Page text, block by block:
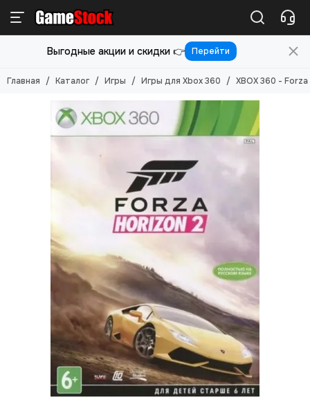
Игры
Смотреть все товары
Игры для PlayStation 5
Игры для PlayStation 3
Игры для PlayStation 2
Игры для Nintendo Switch 2
Игры для Nintendo Switch
Игры для Xbox ONE/SERIES S/X
Игры для Xbox Original
Игры для Xbox 360
Игры для Sony PS Vita
Игры для Sony PSP
Игры (Картриджи) для 8-бит
Игры (картриджи) для Sega Mega Drive 16-бит
Игры под VR
Выгодные акции и скидки 👉 Перейти
Главная Каталог Игры Игры для Xbox 360 XBOX 360 -